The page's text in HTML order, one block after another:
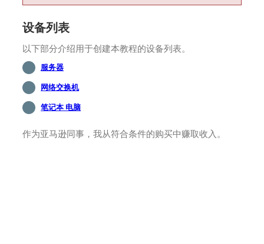
设备列表
以下部分介绍用于创建本教程的设备列表。
服务器
网络交换机
笔记本 电脑
作为亚马逊同事，我从符合条件的购买中赚取收入。